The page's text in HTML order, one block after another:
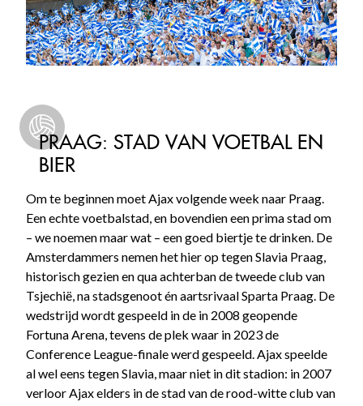
PRAAG: STAD VAN VOETBAL EN
BIER
Om te beginnen moet Ajax volgende week naar Praag.
Een echte voetbalstad, en bovendien een prima stad om
– we noemen maar wat – een goed biertje te drinken. De
Amsterdammers nemen het hier op tegen Slavia Praag,
historisch gezien en qua achterban de tweede club van
Tsjechië, na stadsgenoot én aartsrivaal Sparta Praag. De
wedstrijd wordt gespeeld in de in 2008 geopende
Fortuna Arena, tevens de plek waar in 2023 de
Conference League-finale werd gespeeld. Ajax speelde
al wel eens tegen Slavia, maar niet in dit stadion: in 2007
verloor Ajax elders in de stad van de rood-witte club van